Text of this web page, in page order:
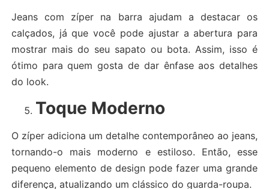
Jeans com zíper na barra ajudam a destacar os
calçados, já que você pode ajustar a abertura para
mostrar mais do seu sapato ou bota. Assim, isso é
ótimo para quem gosta de dar ênfase aos detalhes
do look.
Toque Moderno
O zíper adiciona um detalhe contemporâneo ao jeans,
tornando-o mais moderno e estiloso. Então, esse
pequeno elemento de design pode fazer uma grande
diferença, atualizando um clássico do guarda-roupa.